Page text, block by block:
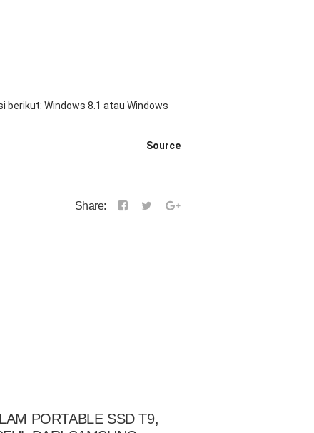
berikut: Windows 8.1 atau Windows
Source
Share:
PORTABLE SSD T9,